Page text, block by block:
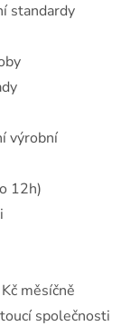
standardy
výrobní
12h)
měsíčně
společnosti